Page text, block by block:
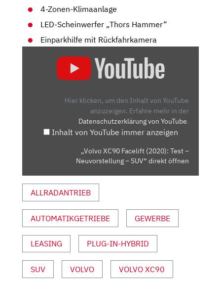
4-Zonen-Klimaanlage
LED-Scheinwerfer „Thors Hammer“
Einparkhilfe mit Rückfahrkamera
NEUVORSTELLUNG
ANZEIGEN
Hier klicken, um den Inhalt von YouTube
anzuzeigen. Erfahre mehr in der
Datenschutzerklärung von YouTube.
Inhalt von YouTube immer anzeigen
„Volvo XC90 Facelift (2020): Test –
Neuvorstellung – SUV“ direkt öffnen
ALLRADANTRIEB
AUTOMATIKGETRIEBE GEWERBE
LEASING PLUG-IN-HYBRID
SUV VOLVO VOLVO XC90